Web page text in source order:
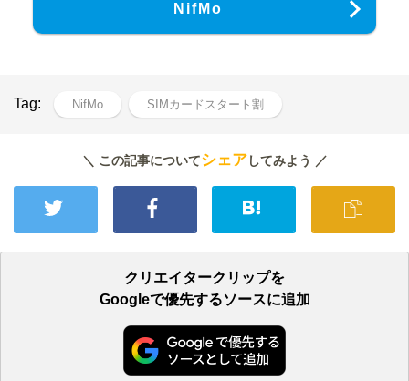
NifMo
Tag: NifMo SIMカードスタート割
＼ この記事についてシェアしてみよう ／
クリエイタークリップを
Googleで優先するソースに追加